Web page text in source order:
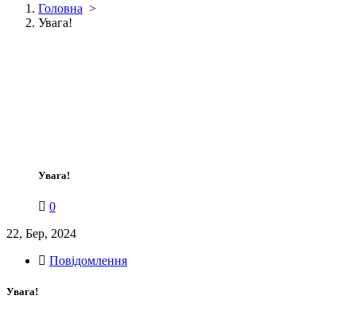
Головна >
Увага!
Увага!
0
22, Бер, 2024
Повідомлення
Увага!